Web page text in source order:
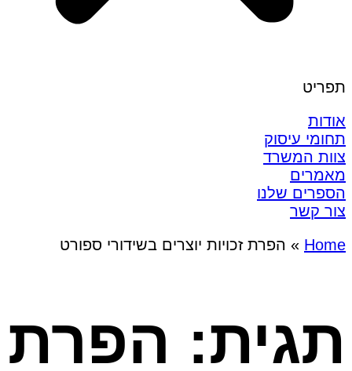
תפריט
אודות
תחומי עיסוק
צוות המשרד
מאמרים
הספרים שלנו
צור קשר
Home
» הפרת זכויות יוצרים בשידורי ספורט
תגית: הפרת